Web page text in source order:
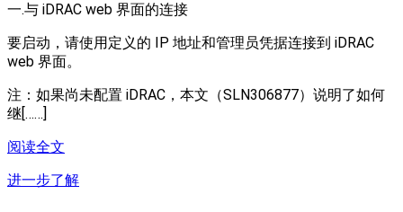
一.与 iDRAC web 界面的连接
要启动，请使用定义的 IP 地址和管理员凭据连接到 iDRAC
web 界面。
注：如果尚未配置 iDRAC，本文（SLN306877）说明了如何
继[……]
阅读全文
进一步了解